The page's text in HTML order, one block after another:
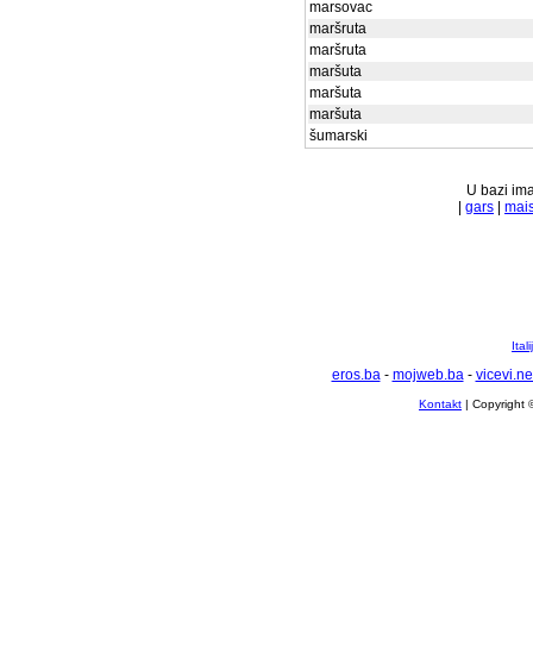
marsovac
maršruta
maršruta
maršuta
maršuta
maršuta
šumarski
U bazi
gars
eros.ba- mojweb.ba-
Kontakt | Copyright